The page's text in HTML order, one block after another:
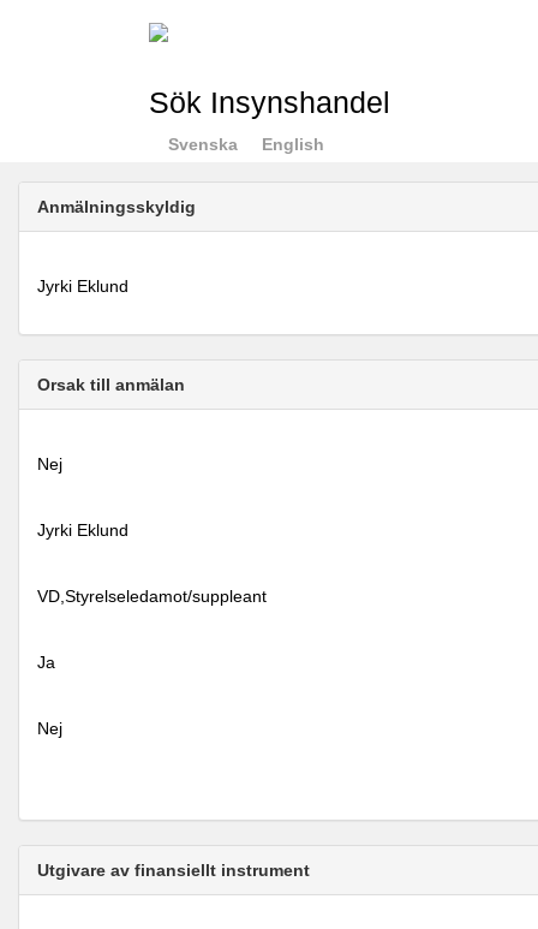
Sök Insynshandel
Svenska English
Anmälningsskyldig
Jyrki Eklund
Orsak till anmälan
Nej
Jyrki Eklund
VD,Styrelseledamot/suppleant
Ja
Nej
Utgivare av finansiellt instrument